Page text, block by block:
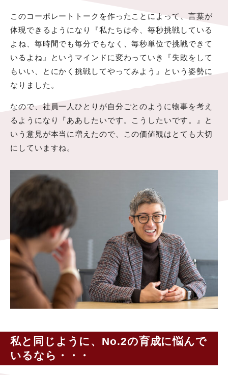
このコーポレートトークを作ったことによって、言葉が
体現できるようになり『私たちは今、毎秒挑戦している
よね、毎時間でも毎分でもなく、毎秒単位で挑戦できて
いるよね』というマインドに変わっていき『失敗をして
もいい、とにかく挑戦してやってみよう』という姿勢に
なりました。
なので、社員一人ひとりが自分ごとのように物事を考え
るようになり『ああしたいです。こうしたいです。』と
いう意見が本当に増えたので、この価値観はとても大切
にしていますね。
私と同じように、No.2の育成に悩んで
いるなら・・・